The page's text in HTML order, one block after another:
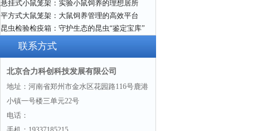
悬挂式小鼠笼架：实验小鼠饲养的理想居所
平方式大鼠笼架：大鼠饲养管理的高效平台
昆虫检验检疫箱：守护生态的昆虫“鉴定宝库”
联系方式
北京合力科创科技发展有限公司
地址：河南省郑州市金水区花园路116号鹿港
小镇一号楼三单元22号
电话：